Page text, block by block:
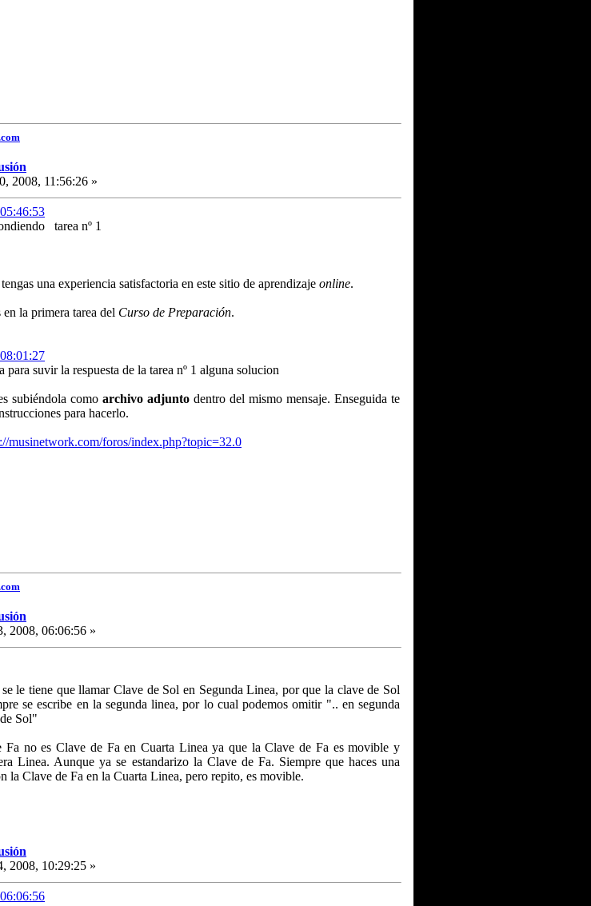
2008, 11:56:26 »
tarea nº 1
una experiencia satisfactoria en este sitio de aprendizaje online.
en la primera tarea del Curso de Preparación.
suvir la respuesta de la tarea nº 1 alguna solucion
subiéndola como archivo adjunto dentro del mismo mensaje. Enseguida te
para hacerlo.
musinetwork.com/foros/index.php?topic=32.0
2008, 06:06:56 »
le tiene que llamar Clave de Sol en Segunda Linea, por que la clave de Sol
se escribe en la segunda linea, por lo cual podemos omitir ".. en segunda
Sol"
no es Clave de Fa en Cuarta Linea ya que la Clave de Fa es movible y
Linea. Aunque ya se estandarizo la Clave de Fa. Siempre que haces una
la Clave de Fa en la Cuarta Linea, pero repito, es movible.
2008, 10:29:25 »